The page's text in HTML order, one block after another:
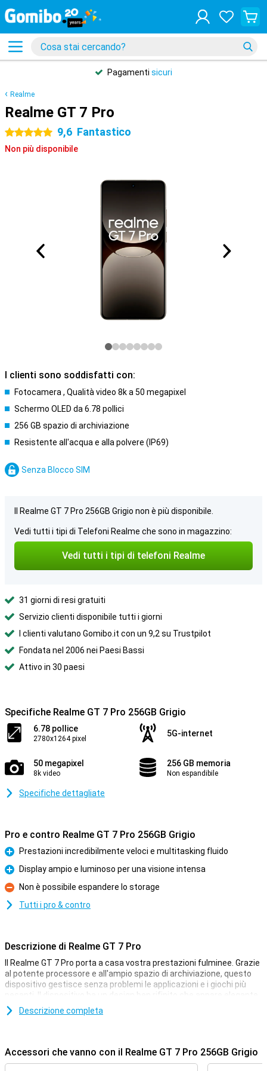
Pagamenti sicuri
Realme
Realme GT 7 Pro
5 stelle 9,6 Fantastico
Non più disponibile
I clienti sono soddisfatti con:
Fotocamera , Qualità video 8k a 50 megapixel
Schermo OLED da 6.78 pollici
256 GB spazio di archiviazione
Resistente all'acqua e alla polvere (IP69)
Senza Blocco SIM
Il Realme GT 7 Pro 256GB Grigio non è più disponibile.
Vedi tutti i tipi di Telefoni Realme che sono in magazzino:
Vedi tutti i tipi di telefoni Realme
31 giorni di resi gratuiti
Servizio clienti disponibile tutti i giorni
I clienti valutano Gomibo.it con un 9,2 su Trustpilot
Fondata nel 2006 nei Paesi Bassi
Attivo in 30 paesi
Specifiche Realme GT 7 Pro 256GB Grigio
6.78 pollice
2780x1264 pixel
5G-internet
50 megapixel
8k video
256 GB memoria
Non espandibile
Specifiche dettagliate
Pro e contro Realme GT 7 Pro 256GB Grigio
Pro
Prestazioni incredibilmente veloci e multitasking fluido
Pro
Display ampio e luminoso per una visione intensa
Contro
Non è possibile espandere lo storage
Tutti i pro & contro
Descrizione di Realme GT 7 Pro
Il Realme GT 7 Pro porta a casa vostra prestazioni fulminee. Grazie
al potente processore e all'ampio spazio di archiviazione, questo
dispositivo gestisce senza problemi le applicazioni e i giochi più
pesanti. Il dispositivo ha un design ben rifinito che appare elegante
e moderno. Con questo Realme GT 7 Pro, sarete pronti per tutte le
vostre attività quotidiane e non solo, senza alcun intoppo.
Il Realme GT 7 Pro ha un display incredibilmente grande e luminoso.
Questo permette di godere di colori vivaci e dettagli nitidi, ideali per
Descrizione completa
Accessori che vanno con il Realme GT 7 Pro 256GB Grigio